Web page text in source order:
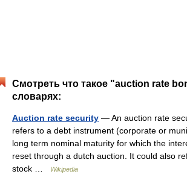
Смотреть что такое "auction rate
словарях:
Auction rate security — An auction rate
refers to a debt instrument (corporate or
long term nominal maturity for which the
reset through a dutch auction. It could also
stock …
Wikipedia